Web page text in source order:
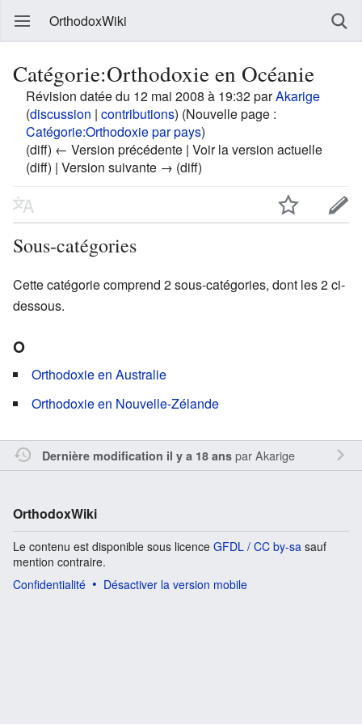
OrthodoxWiki
Catégorie:Orthodoxie en Océanie
Révision datée du 12 mai 2008 à 19:32 parAkarige
(discussion | contributions) (Nouvelle page :
Catégorie:Orthodoxie par pays)
(diff) ← Version précédente | Voir la version actuelle
(diff) | Version suivante → (diff)
Sous-catégories
Cette catégorie comprend 2 sous-catégories, dont les 2 ci-
dessous.
O
Orthodoxie en Australie
Orthodoxie en Nouvelle-Zélande
Dernière modification il y a 18 ansparAkarige
OrthodoxWiki
Le contenu est disponible sous licence GFDL / CC by-sa sauf
mention contraire.
Confidentialité
Désactiver la version mobile